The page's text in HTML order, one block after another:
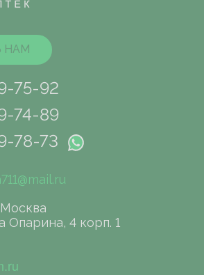
НАМ
75-92
74-89
78-73
Москва
Опарина, 4 корп. 1